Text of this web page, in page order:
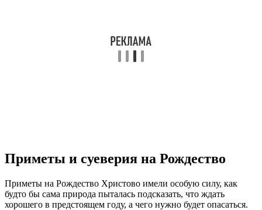
Приметы и суеверия на Рождество
Приметы на Рождество Христово имели особую силу, как
будто бы сама природа пыталась подсказать, что ждать
хорошего в предстоящем году, а чего нужно будет опасаться.